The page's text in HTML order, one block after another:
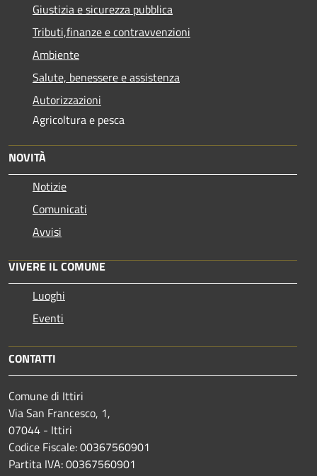
Giustizia e sicurezza pubblica
Tributi,finanze e contravvenzioni
Ambiente
Salute, benessere e assistenza
Autorizzazioni
Agricoltura e pesca
NOVITÀ
Notizie
Comunicati
Avvisi
VIVERE IL COMUNE
Luoghi
Eventi
CONTATTI
Comune di Ittiri
Via San Francesco, 1,
07044 - Ittiri
Codice Fiscale: 00367560901
Partita IVA: 00367560901